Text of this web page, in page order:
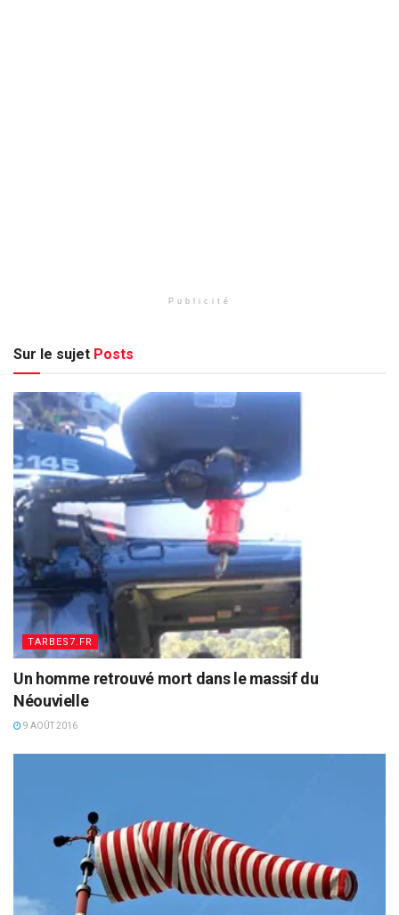
Publicité
Sur le sujet Posts
TARBES7.FR
Un homme retrouvé mort dans le massif du
Néouvielle
9 AOÛT 2016